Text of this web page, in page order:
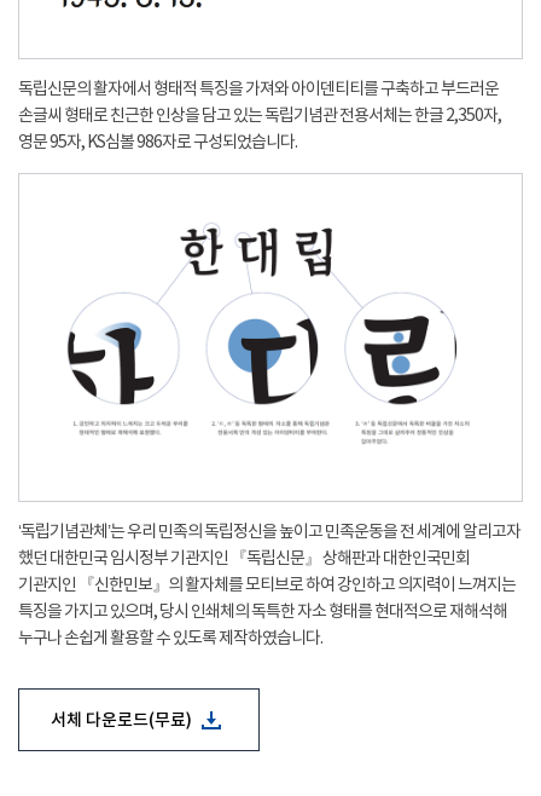
독립신문의 활자에서 형태적 특징을 가져와 아이덴티티를 구축하고 부드러운
손글씨 형태로 친근한 인상을 담고 있는 독립기념관 전용서체는 한글 2,350자,
영문 95자, KS심볼 986자로 구성되었습니다.
‘독립기념관체’는 우리 민족의 독립정신을 높이고 민족운동을 전 세계에 알리고자
했던 대한민국 임시정부 기관지인 『독립신문』 상해판과 대한인국민회
기관지인 『신한민보』의 활자체를 모티브로 하여 강인하고 의지력이 느껴지는
특징을 가지고 있으며, 당시 인쇄체의 독특한 자소 형태를 현대적으로 재해석해
누구나 손쉽게 활용할 수 있도록 제작하였습니다.
서체 다운로드(무료)